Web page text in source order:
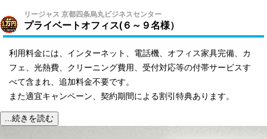
リージャス 京都四条烏丸ビジネスセンター
プライベートオフィス(６～９名様）
利用料金には、インターネット、電話機、オフィス家具完備、カ
フェ、光熱費、クリーニング費用、受付対応等の付帯サービスす
べて含まれ、追加料金不要です。
また適宜キャンペーン、契約期間による割引特典あります。
...続きを読む